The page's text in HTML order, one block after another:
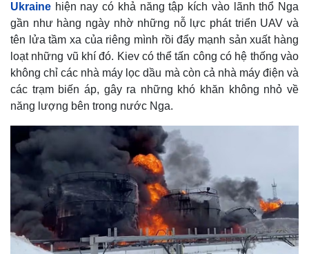
Ukraine hiện nay có khả năng tập kích vào lãnh thổ Nga
gần như hàng ngày nhờ những nỗ lực phát triển UAV và
tên lửa tầm xa của riêng mình rồi đẩy mạnh sản xuất hàng
loạt những vũ khí đó. Kiev có thể tấn công có hệ thống vào
không chỉ các nhà máy lọc dầu mà còn cả nhà máy điện và
các trạm biến áp, gây ra những khó khăn không nhỏ về
năng lượng bên trong nước Nga.